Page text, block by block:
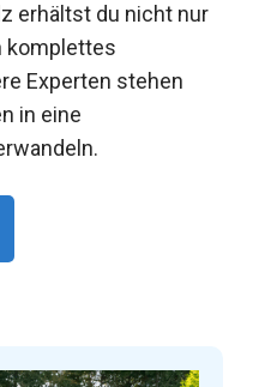
erhältst du nicht nur
komplettes
Experten stehen
in eine